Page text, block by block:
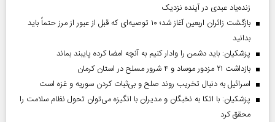
زنده‌یاد عبدی در آینده نزدیک
بازگشت زائران اربعین آغاز شد؛ ۱۰ توصیه‌ای که قبل از عبور از مرز حتماً باید
بدانید
پزشکیان: باید دشمن را وادار کنیم به آنچه امضا کرده پایبند بماند
بازداشت ۲۱ مزدور موساد و ۴ شرور مسلح در استان کرمان
اسرائیل به دنبال تخریب روند صلح و بی‌ثبات کردن سوریه و غزه است
پزشکیان: با اتکا به نخبگان و مدیران با انگیزه می‌توان تحول نظام سلامت را
محقق کرد